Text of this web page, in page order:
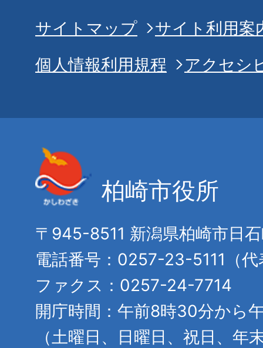
サイトマップ
サイト利用案
個人情報利用規程
アクセシ
柏崎市役所
〒945-8511 新潟県柏崎市日
電話番号：0257-23-5111（代
ファクス：0257-24-7714
開庁時間：午前8時30分から
（土曜日、日曜日、祝日、年